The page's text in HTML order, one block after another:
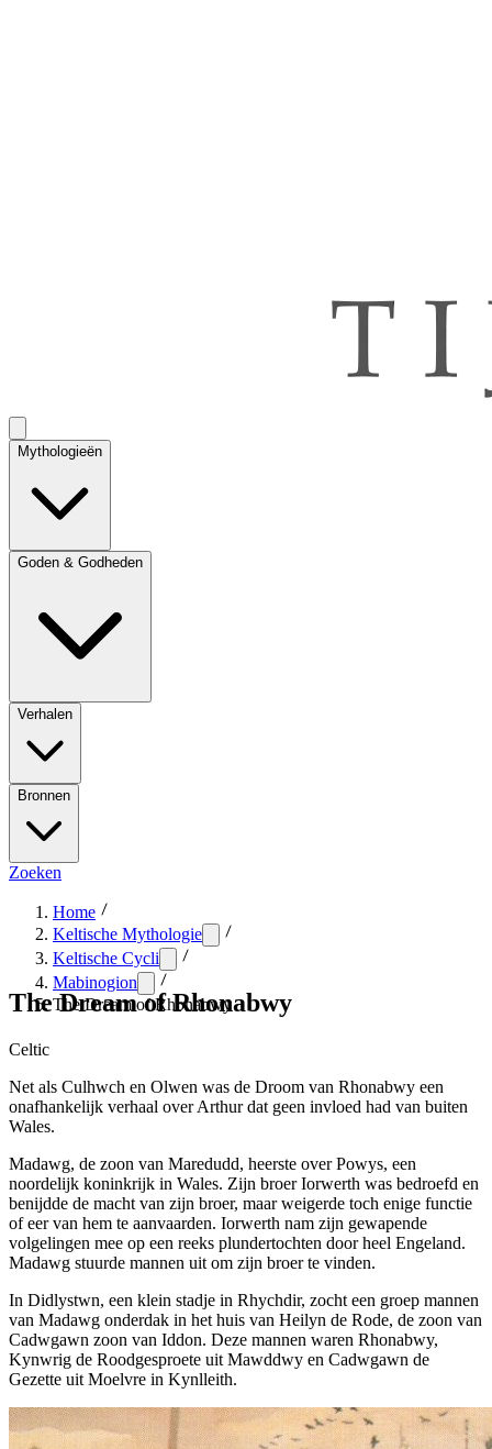
Mythologieën
Goden & Godheden
Verhalen
Bronnen
Zoeken
Home
Keltische Mythologie
Keltische Cycli
Mabinogion
The Dream of Rhonabwy
The Dream of Rhonabwy
Celtic
Net als Culhwch en Olwen was de Droom van Rhonabwy een
onafhankelijk verhaal over Arthur dat geen invloed had van buiten
Wales.
Madawg, de zoon van Maredudd, heerste over Powys, een
noordelijk koninkrijk in Wales. Zijn broer Iorwerth was bedroefd en
benijdde de macht van zijn broer, maar weigerde toch enige functie
of eer van hem te aanvaarden. Iorwerth nam zijn gewapende
volgelingen mee op een reeks plundertochten door heel Engeland.
Madawg stuurde mannen uit om zijn broer te vinden.
In Didlystwn, een klein stadje in Rhychdir, zocht een groep mannen
van Madawg onderdak in het huis van Heilyn de Rode, de zoon van
Cadwgawn zoon van Iddon. Deze mannen waren Rhonabwy,
Kynwrig de Roodgesproete uit Mawddwy en Cadwgawn de
Gezette uit Moelvre in Kynlleith.